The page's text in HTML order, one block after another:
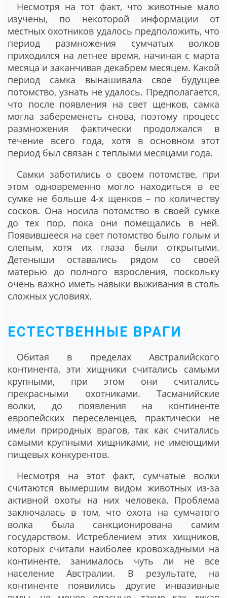
Несмотря на тот факт, что животные мало
изучены, по некоторой информации от
местных охотников удалось предположить, что
период размножения сумчатых волков
приходился на летнее время, начиная с марта
месяца и заканчивая декабрем месяцем. Какой
период самка вынашивала свое будущее
потомство, узнать не удалось. Предполагается,
что после появления на свет щенков, самка
могла забеременеть снова, поэтому процесс
размножения фактически продолжался в
течение всего года, хотя в основном этот
период был связан с теплыми месяцами года.
Самки заботились о своем потомстве, при
этом одновременно могло находиться в ее
сумке не больше 4-х щенков – по количеству
сосков. Она носила потомство в своей сумке
до тех пор, пока они помещались в ней.
Появившееся на свет потомство было голым и
слепым, хотя их глаза были открытыми.
Детеныши оставались рядом со своей
матерью до полного взросления, поскольку
очень важно иметь навыки выживания в столь
сложных условиях.
ЕСТЕСТВЕННЫЕ ВРАГИ
Обитая в пределах Австралийского
континента, эти хищники считались самыми
крупными, при этом они считались
прекрасными охотниками. Тасманийские
волки, до появления на континенте
европейских переселенцев, практически не
имели природных врагов, так как считались
самыми крупными хищниками, не имеющими
пищевых конкурентов.
Несмотря на этот факт, сумчатые волки
считаются вымершим видом животных из-за
активной охоты на них человека. Проблема
заключалась в том, что охота на сумчатого
волка была санкционирована самим
государством. Истреблением этих хищников,
которых считали наиболее кровожадными на
континенте, занималось чуть ли не все
население Австралии. В результате, на
континенте появились другие инвазивные